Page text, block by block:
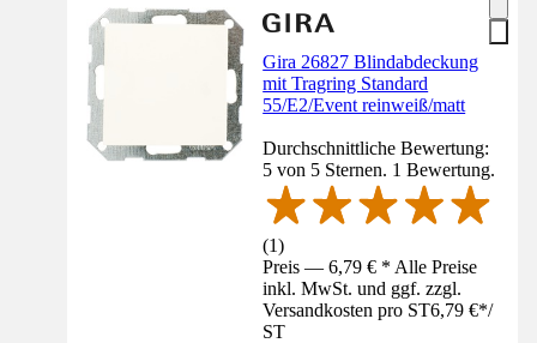
Gira 26827 Blindabdeckung
mit Tragring Standard
55/E2/Event reinweiß/matt
Durchschnittliche Bewertung:
5 von 5 Sternen. 1 Bewertung.
(1)
Preis — 6,79 € * Alle Preise
inkl. MwSt. und ggf. zzgl.
Versandkosten pro ST6,79 €*/
ST